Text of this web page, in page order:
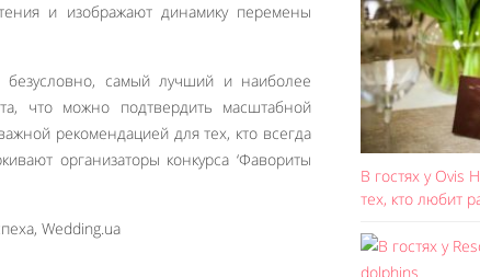
и изображают динамику перемены
безусловно, самый лучший и наиболее
что можно подтвердить масштабной
рекомендацией для тех, кто всегда
организаторы конкурса ‘Фавориты
В гостях у Ovis
тех, кто любит